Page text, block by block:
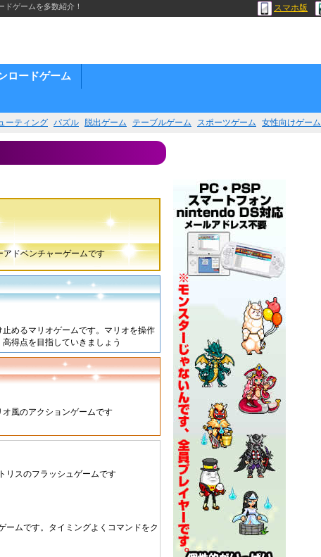
ゲームを多数紹介！ スマホ版
ロードゲーム
ーティング パズル 脱出ゲーム テーブルゲーム スポーツゲーム 女性向けゲーム
ドベンチャーゲームです
めるマリオゲームです。マリオを操作
得点を目指していきましょう
風のアクションゲームです
リスのフラッシュゲームです
ームです。タイミングよくコマンドをク